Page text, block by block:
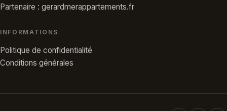
Partenaire : gerardmerappartements.fr
INFORMATIONS
Politique de confidentialité
Conditions générales